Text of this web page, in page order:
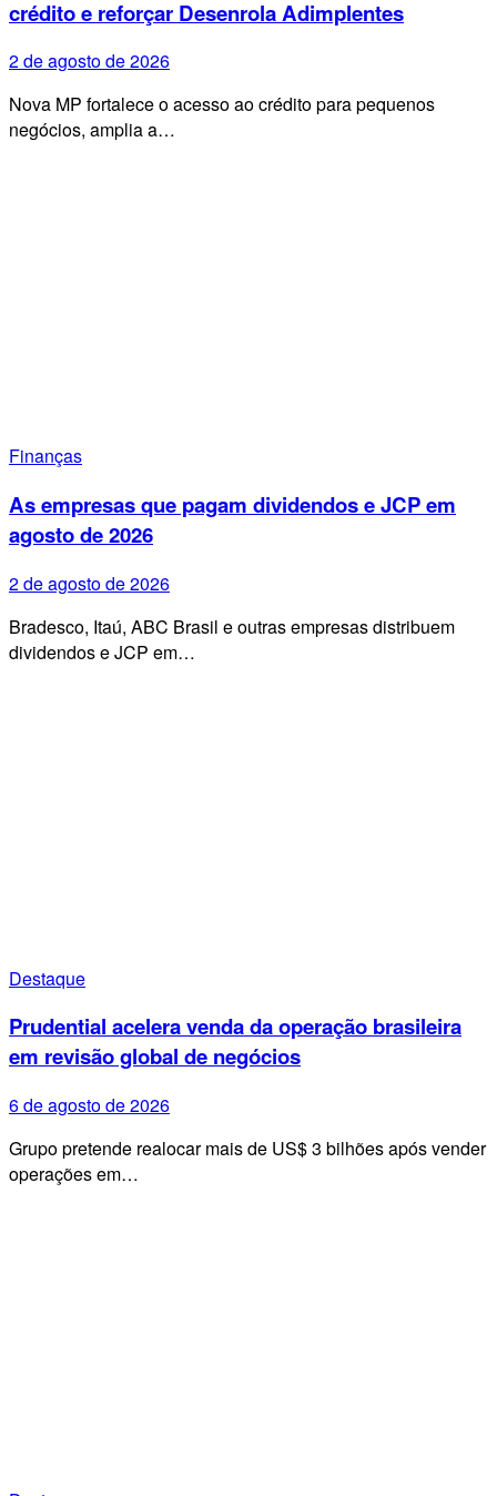
crédito e reforçar Desenrola Adimplentes
2 de agosto de 2026
Nova MP fortalece o acesso ao crédito para pequenos
negócios, amplia a…
Finanças
As empresas que pagam dividendos e JCP em
agosto de 2026
2 de agosto de 2026
Bradesco, Itaú, ABC Brasil e outras empresas distribuem
dividendos e JCP em…
Destaque
Prudential acelera venda da operação brasileira
em revisão global de negócios
6 de agosto de 2026
Grupo pretende realocar mais de US$ 3 bilhões após vender
operações em…